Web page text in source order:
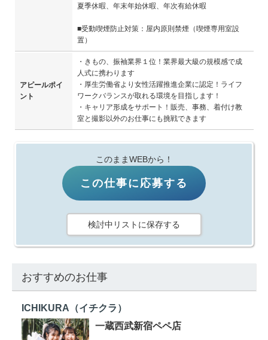
夏季休暇、年末年始休暇、年次有給休暇
■受動喫煙防止対策：屋内原則禁煙（喫煙専用室設
置）
アピールポイ
ント
・きもの、振袖業界１位！業界最大級の規模感で成
人式に携わります
・厚生労働省より女性活躍推進企業に認定！ライフ
ワークバランスが取れる環境を目指します！
・キャリア形成をサポート！販売、事務、着付け教
室と撮影以外のお仕事にも挑戦できます
このままWEBから！
この仕事に応募する
検討中リストに保存する
おすすめのお仕事
ICHIKURA（イチクラ）
一蔵西武新宿ペペ店